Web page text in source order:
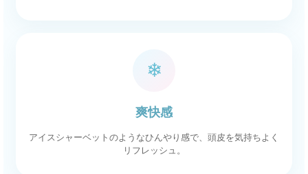
❄
爽快感
アイスシャーベットのようなひんやり感で、頭皮を気持ちよく
リフレッシュ。